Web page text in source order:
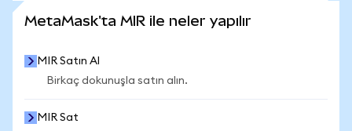
MetaMask'ta MIR ile neler yapılır
MIR Satın Al
Birkaç dokunuşla satın alın.
MIR Sat